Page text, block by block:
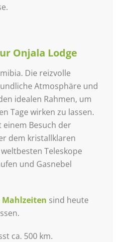
Onjala Lodge
Die reizvolle
Atmosphäre und
idealen Rahmen, um
Tage wirken zu lassen.
einem Besuch der
dem kristallklaren
Teleskope
und Gasnebel
Mahlzeiten sind heute
ca. 500 km.